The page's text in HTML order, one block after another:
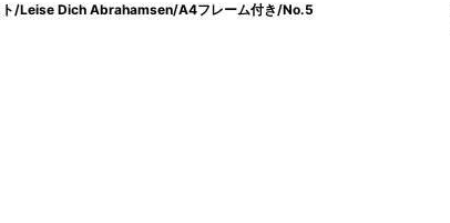
ト/Leise Dich Abrahamsen/A4フレーム付き/No.5